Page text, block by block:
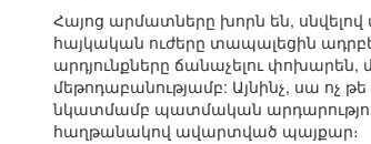
Հայոց արմատները խորն են,
հայկական ուժերը տապալեցին
արդյունքները ճանաչելու փոխարեն,
մեթոդաբանությամբ: Այնինչ, սա ոչ
նկատմամբ պատմական
հաղթանակով ավարտված պայքար։